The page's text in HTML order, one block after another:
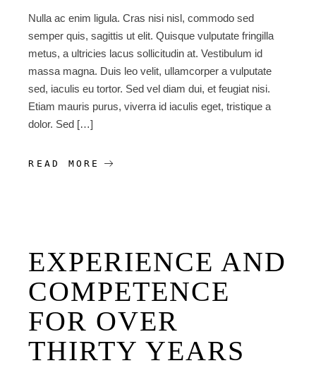
Nulla ac enim ligula. Cras nisi nisl, commodo sed
semper quis, sagittis ut elit. Quisque vulputate fringilla
metus, a ultricies lacus sollicitudin at. Vestibulum id
massa magna. Duis leo velit, ullamcorper a vulputate
sed, iaculis eu tortor. Sed vel diam dui, et feugiat nisi.
Etiam mauris purus, viverra id iaculis eget, tristique a
dolor. Sed […]
READ MORE
EXPERIENCE AND
COMPETENCE
FOR OVER
THIRTY YEARS